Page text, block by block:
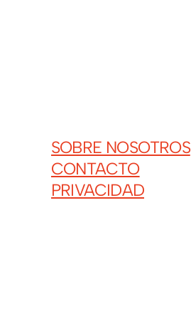
SOBRE NOSOTROS
CONTACTO
PRIVACIDAD